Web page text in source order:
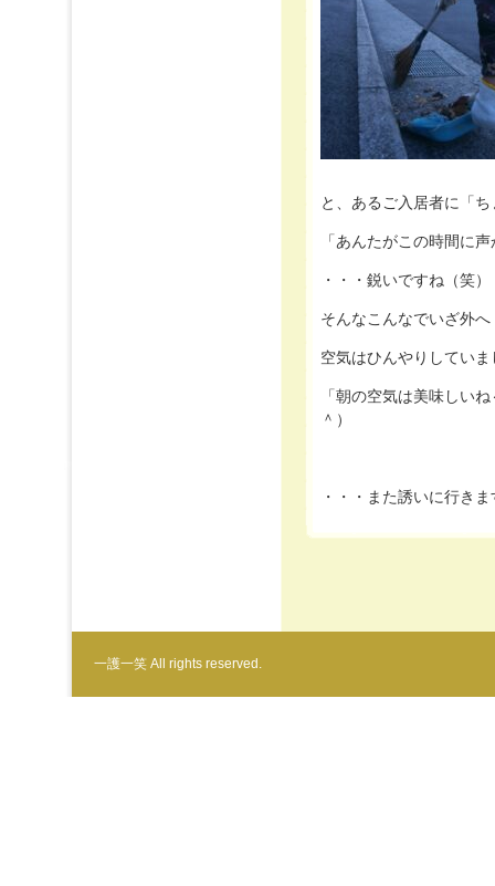
と、あるご入居者に「
「あんたがこの時間に
・・・鋭いですね（笑）
そんなこんなでいざ外へ
空気はひんやりしていま
「朝の空気は美味しい
＾）
・・・また誘いに行き
一護一笑 All rights reserved.